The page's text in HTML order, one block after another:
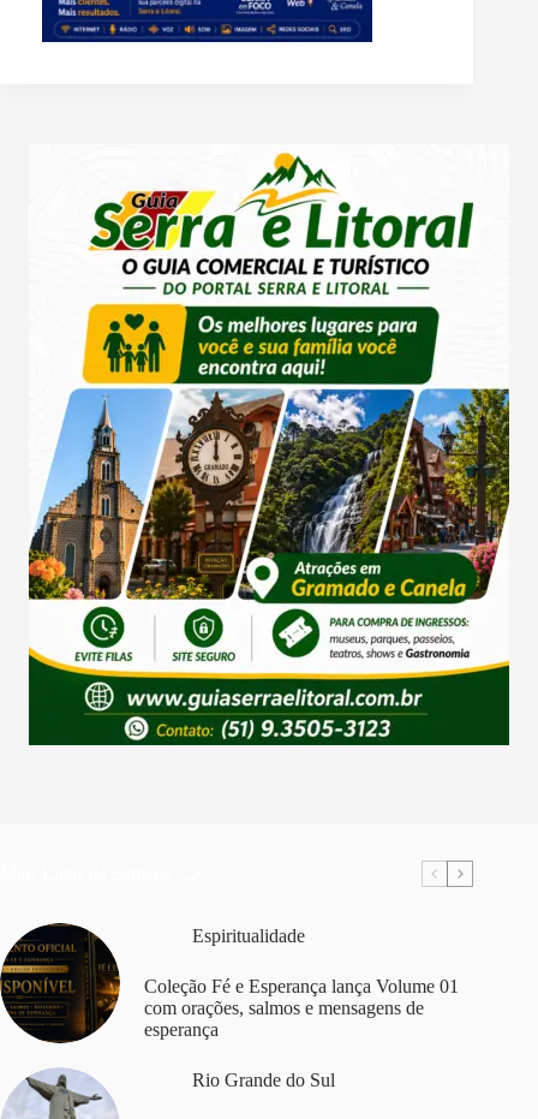
Espiritualidade
Coleção Fé e Esperança lança Volume 01
com orações, salmos e mensagens de
esperança
Rio Grande do Sul